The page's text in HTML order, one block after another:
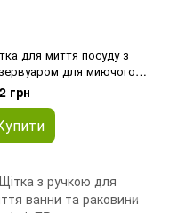
для миття посуду з
для миючого
Stenson N-01232 9х13
грн